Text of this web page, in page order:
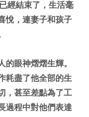
經結束了，生活毫
悅，連妻子和孩子
的眼神熠熠生輝。
耗盡了他全部的生
，甚至差點為了工
過程中對他們表達